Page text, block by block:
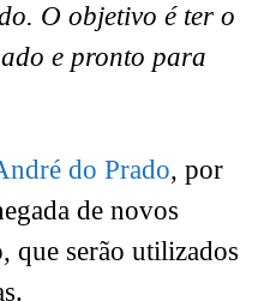
O objetivo é ter o
e pronto para
do Prado, por
de novos
que serão utilizados